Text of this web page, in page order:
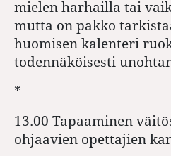
mielen harhailla tai
mutta on pakko
huomisen kalenteri
todennäköisesti
*
13.00 Tapaaminen
ohjaavien opettajien